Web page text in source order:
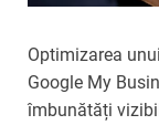
Optimizarea
Google My
îmbunătăți